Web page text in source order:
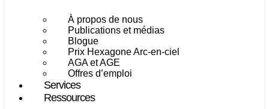
À propos de nous
Publications et médias
Blogue
Prix Hexagone Arc-en-ciel
AGA et AGE
Offres d’emploi
Services
Ressources